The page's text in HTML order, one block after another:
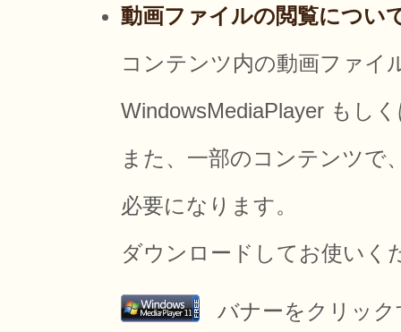
動画ファイルの閲覧につい
コンテンツ内の動画ファイ
WindowsMediaPlayer もし
また、一部のコンテンツで
必要になります。
ダウンロードしてお使いく
バナーをクリッ